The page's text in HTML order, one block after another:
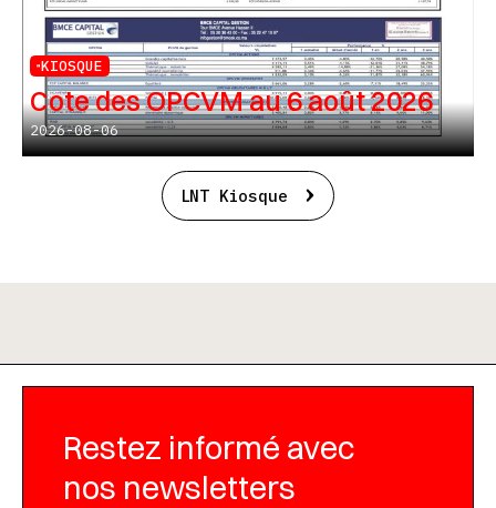
KIOSQUE
Cote des OPCVM au 6 août 2026
2026-08-06
LNT Kiosque
Restez informé avec
nos newsletters